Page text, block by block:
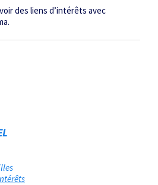
des liens d’intérêts avec